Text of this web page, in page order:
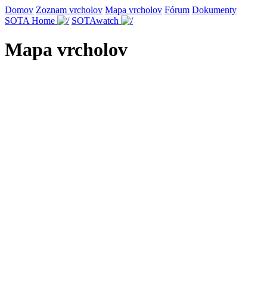
Domov Zoznam vrcholov Mapa vrcholov Fórum Dokumenty
SOTA Home
SOTAwatch
Mapa vrcholov